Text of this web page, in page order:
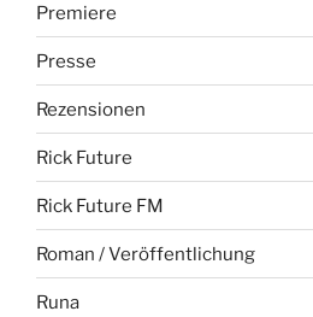
Premiere
Presse
Rezensionen
Rick Future
Rick Future FM
Roman / Veröffentlichung
Runa